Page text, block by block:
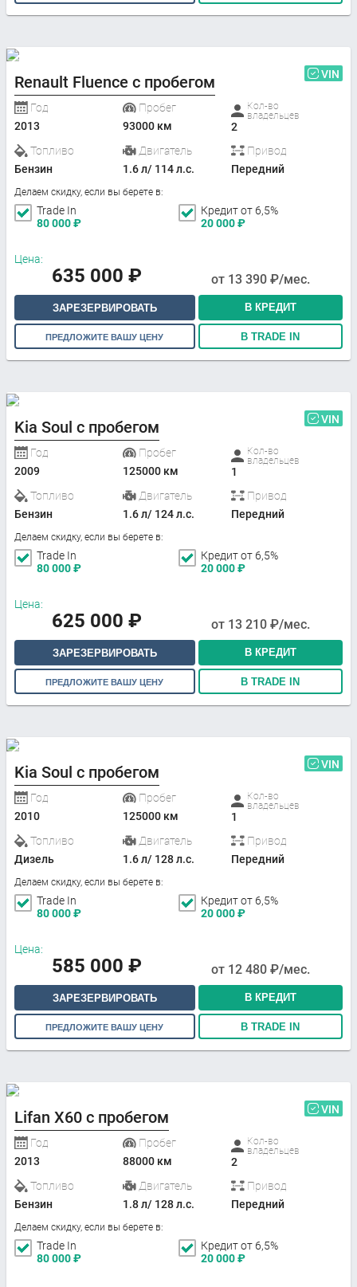
Renault Fluence с пробегом VIN
Год
2013
Пробег
93000 км
Кол-во
владельцев
2
Топливо
Бензин
Двигатель
1.6 л/ 114 л.с.
Привод
Передний
Делаем скидку, если вы берете в:
Trade In
80 000₽
Кредит от 6,5%
20 000₽
Цена:
635 000 ₽ от 13 390 ₽/мес.
ЗАРЕЗЕРВИРОВАТЬ В КРЕДИТ
ПРЕДЛОЖИТЕ ВАШУ ЦЕНУ В TRADE IN
Kia Soul с пробегом VIN
Год
2009
Пробег
125000 км
Кол-во
владельцев
1
Топливо
Бензин
Двигатель
1.6 л/ 124 л.с.
Привод
Передний
Делаем скидку, если вы берете в:
Trade In
80 000₽
Кредит от 6,5%
20 000₽
Цена:
625 000 ₽ от 13 210 ₽/мес.
ЗАРЕЗЕРВИРОВАТЬ В КРЕДИТ
ПРЕДЛОЖИТЕ ВАШУ ЦЕНУ В TRADE IN
Kia Soul с пробегом VIN
Год
2010
Пробег
125000 км
Кол-во
владельцев
1
Топливо
Дизель
Двигатель
1.6 л/ 128 л.с.
Привод
Передний
Делаем скидку, если вы берете в:
Trade In
80 000₽
Кредит от 6,5%
20 000₽
Цена:
585 000 ₽ от 12 480 ₽/мес.
ЗАРЕЗЕРВИРОВАТЬ В КРЕДИТ
ПРЕДЛОЖИТЕ ВАШУ ЦЕНУ В TRADE IN
Lifan X60 с пробегом VIN
Год
2013
Пробег
88000 км
Кол-во
владельцев
2
Топливо
Бензин
Двигатель
1.8 л/ 128 л.с.
Привод
Передний
Делаем скидку, если вы берете в:
Trade In
80 000₽
Кредит от 6,5%
20 000₽